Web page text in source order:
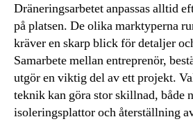
Dräneringsarbetet anpassas alltid
på platsen. De olika marktyperna
kräver en skarp blick för detaljer
Samarbete mellan entreprenör,
utgör en viktig del av ett projekt.
teknik kan göra stor skillnad, både
isoleringsplattor och återställning